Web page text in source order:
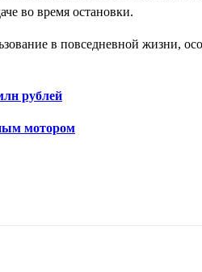
во время остановки.
в повседневной жизни,
рублей
мотором